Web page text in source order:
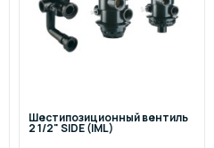
Шестипозиционный вентиль
2 1/2" SIDE (IML)